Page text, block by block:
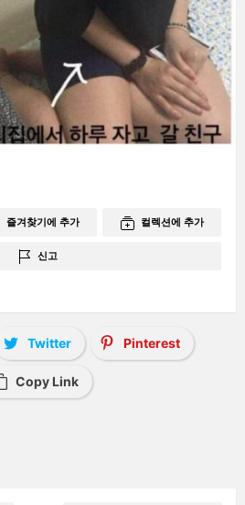
즐겨찾기에 추가 컬렉션에 추가
신고
Twitter Pinterest
Copy Link